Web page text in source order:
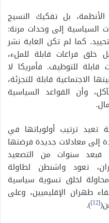
بل تفكيك النسيج
السياسية إلى وحدات مرنة:
كما لم تكن الغاية نشر
خلق فراغات قابلة للملء،
قابلة للتوظيف. فأمريكا لا
الاجتماعية قابلة للتجزئة،
وأن القواعد السياسية
تعيد ترتيب أولوياتها في
إلى معادلات جديدة فرضتها
فبعد سنوات من التصعيد
تعود واشنطن لطاولة
لخلق تسوية سياسية
طهران الإقليميين، وعلى
[12]
).